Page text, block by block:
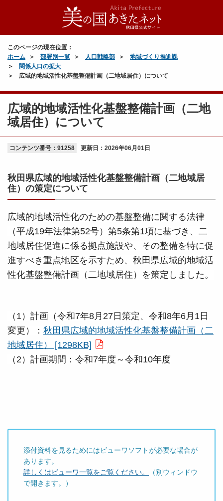
このページの現在位置：
ホーム
部署別一覧 人口戦略部
地域づくり推進課
関係人口の拡大
広域的地域活性化基盤整備計画（二地域居住）について
広域的地域活性化基盤整備計画（二地
域居住）について
コンテンツ番号：91258 更新日： 2026年06月01日
秋田県広域的地域活性化基盤整備計画（二地域居
住）の策定について
広域的地域活性化のための基盤整備に関する法律
（平成19年法律第52号）第5条第1項に基づき、二
地域居住促進に係る拠点施設や、その整備を特に促
進すべき重点地区を示すため、秋田県広域的地域活
性化基盤整備計画（二地域居住）を策定しました。
（1）計画（令和7年8月27日策定、令和8年6月1日
変更）
： 秋田県広域的地域活性化基盤整備計画（二
地域居住） [1298KB]
（2）計画期間：令和7年度～令和10年度
添付資料を見るためにはビューワソフトが必要な場合が
あります。
詳しくはビューワ一覧をご覧ください。
（別ウィンドウ
で開きます。）